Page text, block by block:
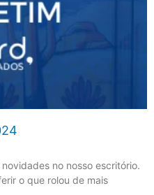
no nosso escritório.
o que rolou de mais